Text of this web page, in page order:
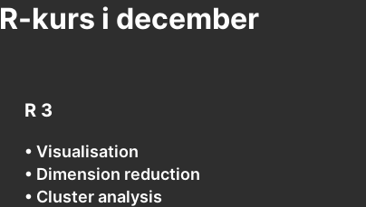
R-kurs i december
R 3
• Visualisation
• Dimension reduction
• Cluster analysis